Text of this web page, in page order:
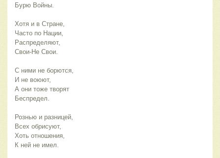
Бурю Войны.
Хотя и в Стране,
Часто по Нации,
Распределяют,
Свои-Не Свои.
С ними не борются,
И не воюют,
А они тоже творят
Беспредел.
Рознью и разницей,
Всех обрисуют,
Хоть отношения,
К ней не имел.